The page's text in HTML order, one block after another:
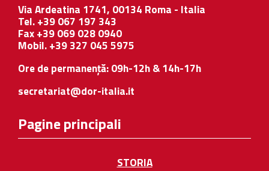
Via Ardeatina 1741, 00134 Roma - Italia
Tel. +39 067 197 343
Fax +39 069 028 0940
Mobil. +39 327 045 5975
Ore de permanență: 09h-12h & 14h-17h
secretariat@dor-italia.it
Pagine principali
STORIA